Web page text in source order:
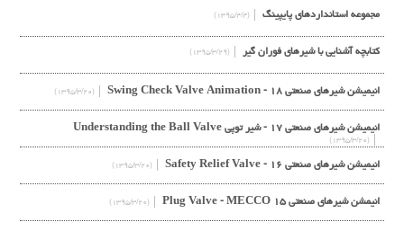
مجموعه استانداردهای پایپینگ (۱۳۹۵/۴/۴)
کتابچه آشنایی با شیرهای فوران گیر (۱۳۹۵/۳/۲۹)
انیمیشن شیرهای صنعتی ۱۸ - Swing Check Valve Animation (۱۳۹۵/۳/۲۰)
انیمیشن شیرهای صنعتی ۱۷ - شیر توپی Understanding the Ball Valve
(۱۳۹۵/۳/۲۰)
انیمیشن شیرهای صنعتی ۱۶ - Safety Relief Valve (۱۳۹۵/۳/۲۰)
انیمشن شیرهای صنعتی ۱۵ Plug Valve - MECCO (۱۳۹۵/۳/۲۰)